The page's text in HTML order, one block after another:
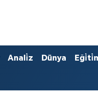
Anali̇z Dünya